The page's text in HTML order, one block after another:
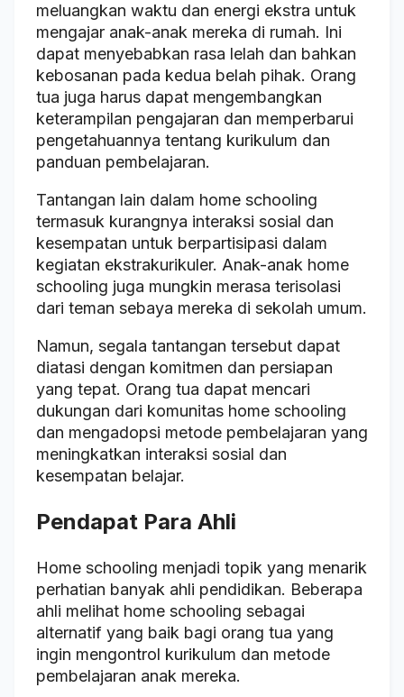
meluangkan waktu dan energi ekstra untuk
mengajar anak-anak mereka di rumah. Ini
dapat menyebabkan rasa lelah dan bahkan
kebosanan pada kedua belah pihak. Orang
tua juga harus dapat mengembangkan
keterampilan pengajaran dan memperbarui
pengetahuannya tentang kurikulum dan
panduan pembelajaran.
Tantangan lain dalam home schooling
termasuk kurangnya interaksi sosial dan
kesempatan untuk berpartisipasi dalam
kegiatan ekstrakurikuler. Anak-anak home
schooling juga mungkin merasa terisolasi
dari teman sebaya mereka di sekolah umum.
Namun, segala tantangan tersebut dapat
diatasi dengan komitmen dan persiapan
yang tepat. Orang tua dapat mencari
dukungan dari komunitas home schooling
dan mengadopsi metode pembelajaran yang
meningkatkan interaksi sosial dan
kesempatan belajar.
Pendapat Para Ahli
Home schooling menjadi topik yang menarik
perhatian banyak ahli pendidikan. Beberapa
ahli melihat home schooling sebagai
alternatif yang baik bagi orang tua yang
ingin mengontrol kurikulum dan metode
pembelajaran anak mereka.